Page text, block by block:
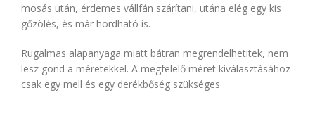
mosás után, érdemes vállfán szárítani, utána elég egy kis
gőzölés, és már hordható is.
Rugalmas alapanyaga miatt bátran megrendelhetitek, nem
lesz gond a méretekkel. A megfelelő méret kiválasztásához
csak egy mell és egy derékbőség szükséges